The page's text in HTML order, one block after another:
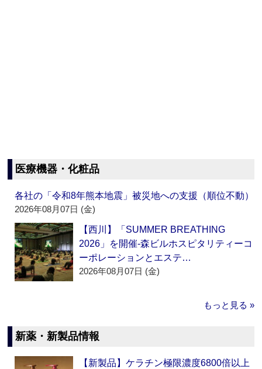
医療機器・化粧品
各社の「令和8年熊本地震」被災地への支援（順位不動）
2026年08月07日 (金)
【西川】「SUMMER BREATHING
2026」を開催‐森ビルホスピタリティーコ
ーポレーションとエステ…
2026年08月07日 (金)
もっと見る »
新薬・新製品情報
【新製品】ケラチン極限濃度6800倍以上